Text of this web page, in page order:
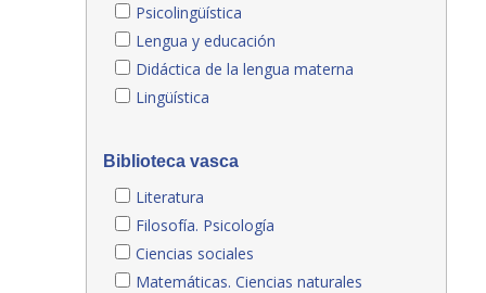
Psicolingüística
Lengua y educación
Didáctica de la lengua materna
Lingüística
Biblioteca vasca
Literatura
Filosofía. Psicología
Ciencias sociales
Matemáticas. Ciencias naturales